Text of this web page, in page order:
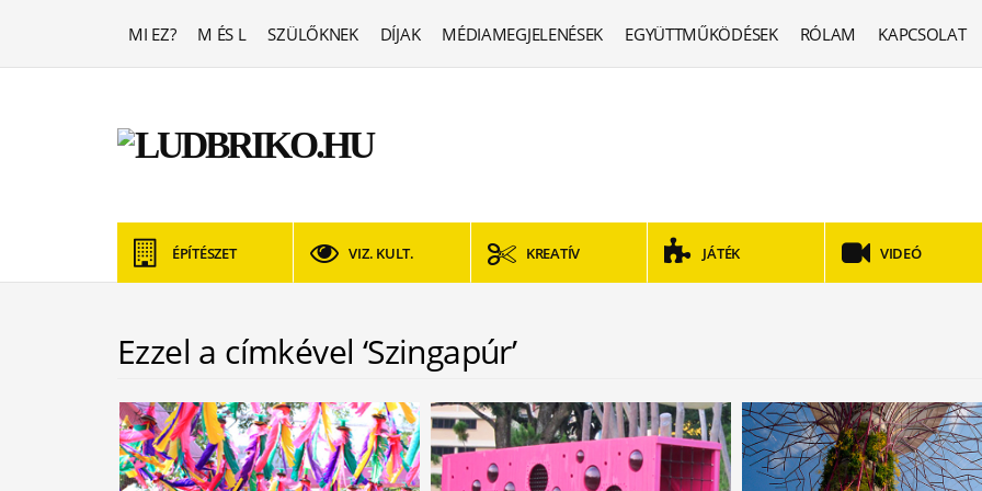
MI EZ? M ÉS L SZÜLŐKNEK DÍJAK MÉDIAMEGJELENÉSEK EGYÜTTMŰKÖDÉSEK RÓLAM KAPCSOLAT
ÉPÍTÉSZET VIZ. KULT. KREATÍV JÁTÉK VIDEÓ
Ezzel a címkével ‘Szingapúr’